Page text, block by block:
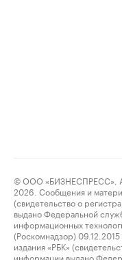
© ООО «БИЗНЕСПРЕСС»,
2026. Сообщения и
(свидетельство о
выдано Федеральной
информационных
(Роскомнадзор)
издания «РБК»
информации выдано